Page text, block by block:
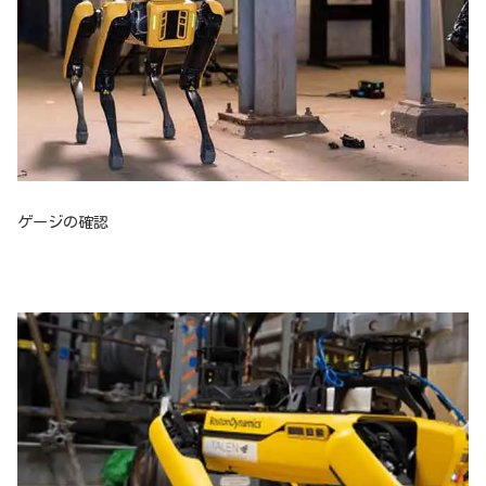
ゲージの確認